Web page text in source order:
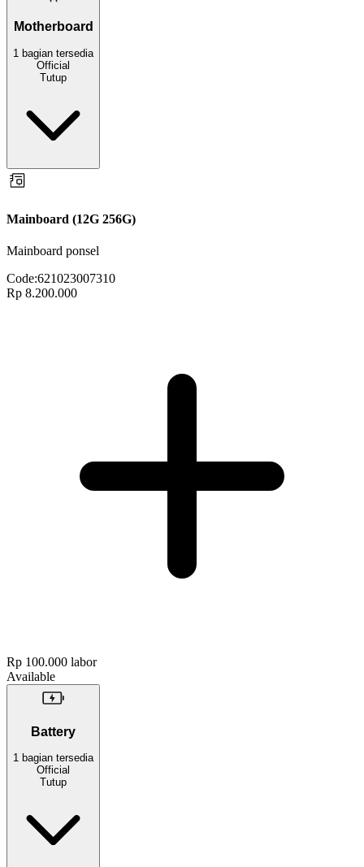
Motherboard
1 bagian tersedia
Official
Tutup
Mainboard (12G 256G)
Mainboard ponsel
Code:621023007310
Rp 8.200.000
Rp 100.000 labor
Available
Battery
1 bagian tersedia
Official
Tutup